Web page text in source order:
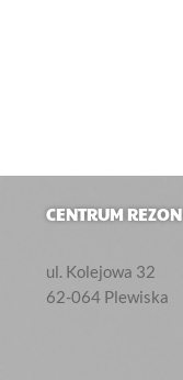
CENTRUM REZON
ul. Kolejowa 32‎
62-064 Plewiska